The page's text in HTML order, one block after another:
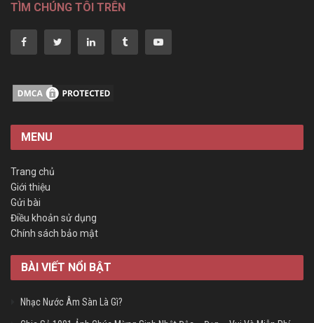
TÌM CHÚNG TÔI TRÊN
MENU
Trang chủ
Giới thiệu
Gửi bài
Điều khoản sử dụng
Chính sách bảo mật
BÀI VIẾT NỔI BẬT
Nhạc Nước Âm Sàn Là Gì?